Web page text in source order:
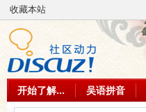
收藏本站
开始了解... 吴语拼音